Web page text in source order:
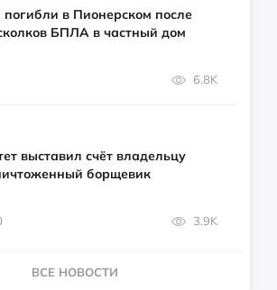
погибли в Пионерском после
БПЛА в частный дом
6.8K
выставил счёт владельцу
борщевик
3.9K
ВСЕ НОВОСТИ